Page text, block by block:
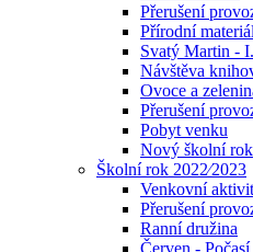
Přerušení
Přírodní
Svatý Martin - I.
Návštěva
Ovoce a
Přerušení
Pobyt venku
Nový školní rok
Školní rok 2022⁄2023
Venkovní
Přerušení
Ranní družina
Červen -